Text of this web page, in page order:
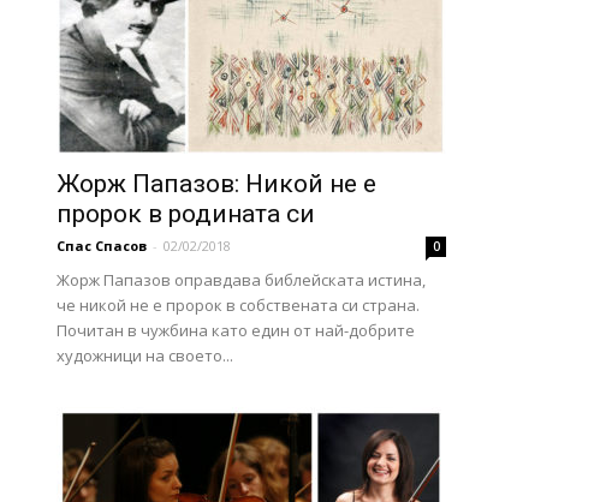
Жорж Папазов: Никой не е
пророк в родината си
Спас Спасов - 02/02/2018 0
Жорж Папазов оправдава библейската истина,
че никой не е пророк в собствената си страна.
Почитан в чужбина като един от най-добрите
художници на своето...